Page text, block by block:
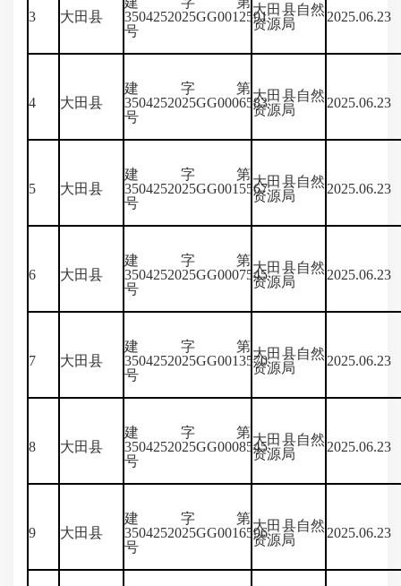
3 大田县
3504252025GG0012591
号
大田县自然
资源局
2025.06.23
4 大田县
建字第
3504252025GG0006583
号
大田县自然
资源局
2025.06.23
5 大田县
建字第
3504252025GG0015567
号
大田县自然
资源局
2025.06.23
6 大田县
建字第
3504252025GG0007545
号
大田县自然
资源局
2025.06.23
7 大田县
建字第
3504252025GG0013570
号
大田县自然
资源局
2025.06.23
8 大田县
建字第
3504252025GG0008545
号
大田县自然
资源局
2025.06.23
9 大田县
建字第
3504252025GG0016596
号
大田县自然
资源局
2025.06.23